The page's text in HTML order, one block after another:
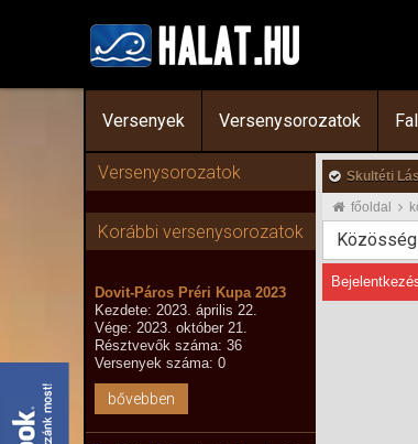
Versenyek Versenysorozatok Fal
Versenysorozatok
Korábbi versenysorozatok
Dovit-Páros Préri Kupa 2023
Kezdete: 2023. április 22.
Vége: 2023. október 21.
Résztvevők száma: 36
Versenyek száma: 0
bővebben
Skultéti
főoldal
Közösség